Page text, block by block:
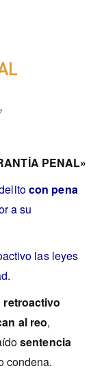
PENAL»
con pena
a su
las leyes
retroactivo
al reo,
sentencia
condena.